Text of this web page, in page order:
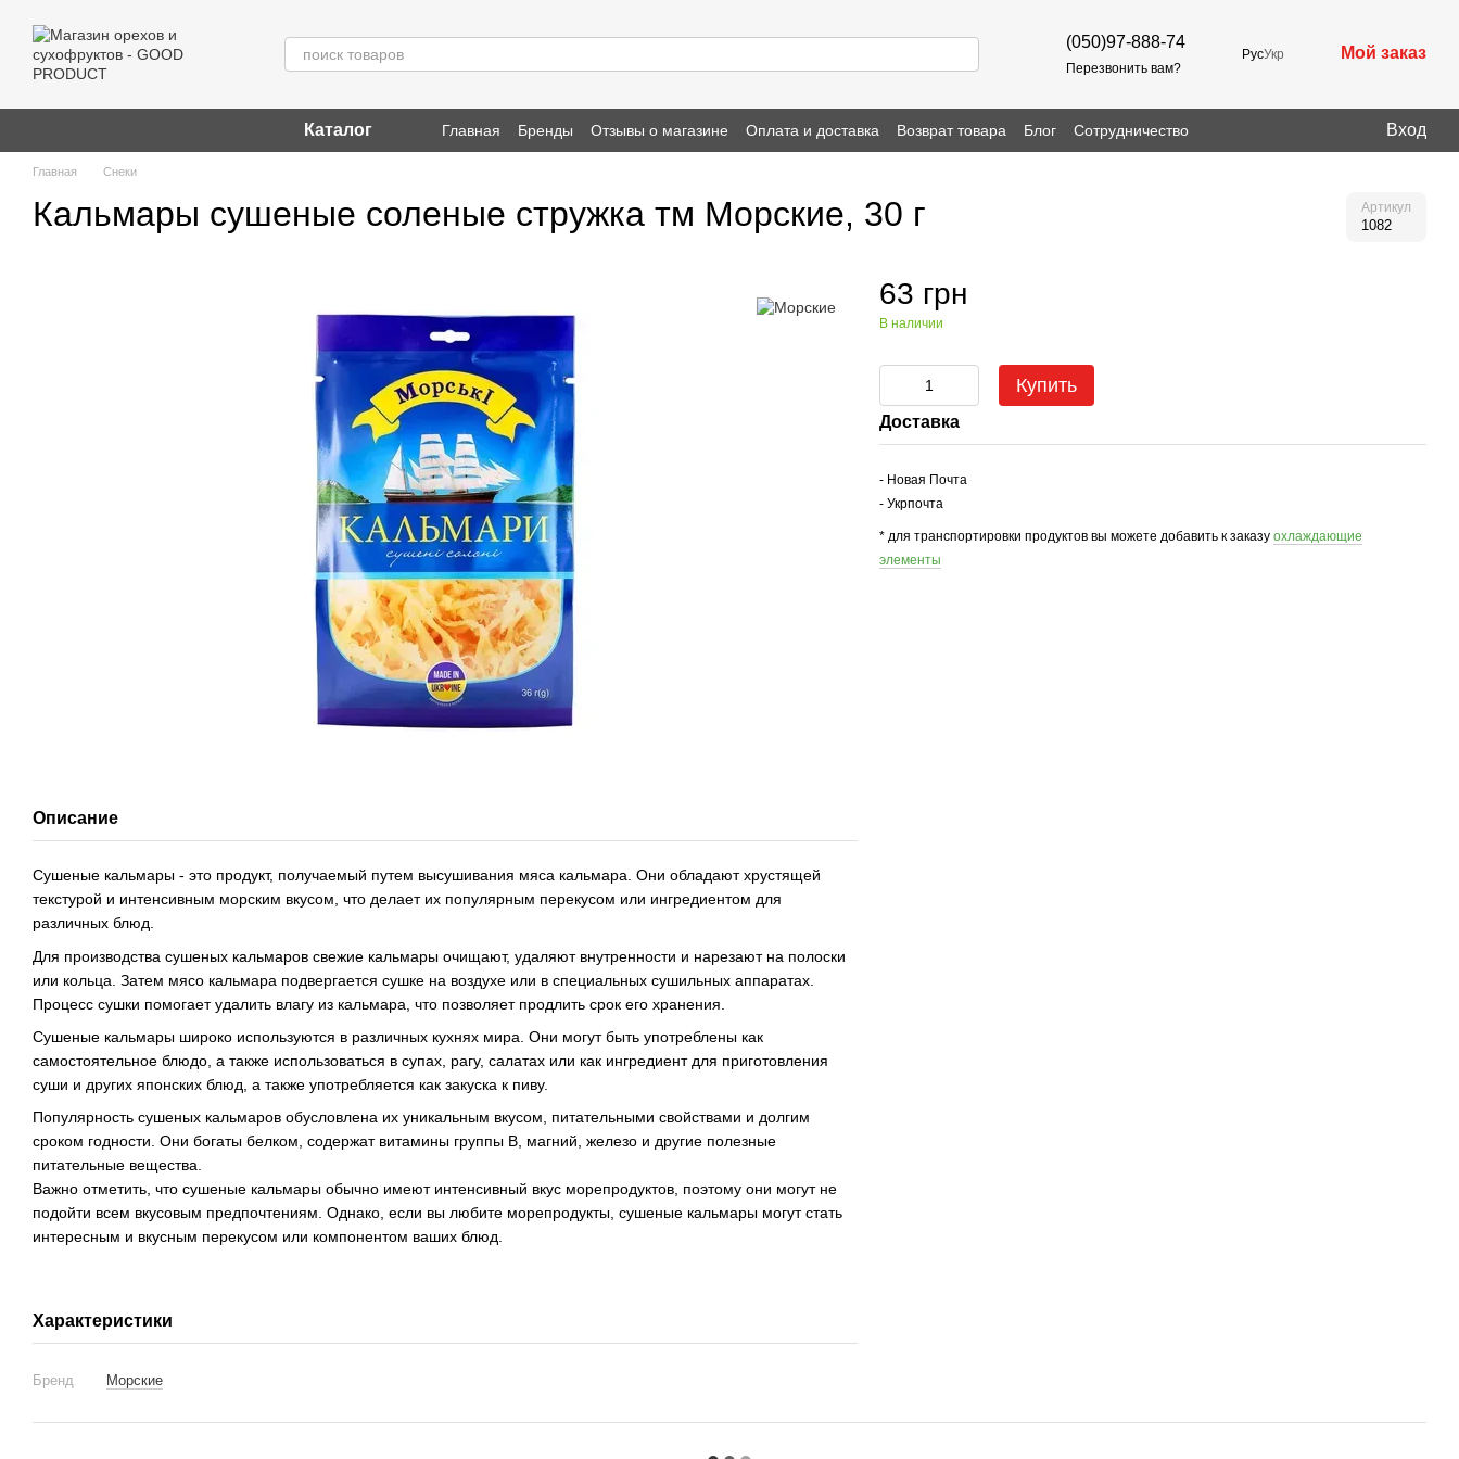
(050)97-888-74
Перезвонить вам?
РусУкр Мой заказ
Каталог Главная Бренды Отзывы о магазине Оплата и доставка Возврат товара Блог Сотрудничество Вход
Главная Снеки
Кальмары сушеные соленые стружка тм Морские, 30 г Артикул
1082
Описание
Сушеные кальмары - это продукт, получаемый путем высушивания мяса кальмара. Они обладают хрустящей
текстурой и интенсивным морским вкусом, что делает их популярным перекусом или ингредиентом для
различных блюд.
Для производства сушеных кальмаров свежие кальмары очищают, удаляют внутренности и нарезают на полоски
или кольца. Затем мясо кальмара подвергается сушке на воздухе или в специальных сушильных аппаратах.
Процесс сушки помогает удалить влагу из кальмара, что позволяет продлить срок его хранения.
Сушеные кальмары широко используются в различных кухнях мира. Они могут быть употреблены как
самостоятельное блюдо, а также использоваться в супах, рагу, салатах или как ингредиент для приготовления
суши и других японских блюд, а также употребляется как закуска к пиву.
Популярность сушеных кальмаров обусловлена их уникальным вкусом, питательными свойствами и долгим
сроком годности. Они богаты белком, содержат витамины группы В, магний, железо и другие полезные
питательные вещества.
Важно отметить, что сушеные кальмары обычно имеют интенсивный вкус морепродуктов, поэтому они могут не
подойти всем вкусовым предпочтениям. Однако, если вы любите морепродукты, сушеные кальмары могут стать
интересным и вкусным перекусом или компонентом ваших блюд.
Характеристики
Бренд Морские
63 грн
В наличии
Купить
Доставка
- Новая Почта
- Укрпочта
* для транспортировки продуктов вы можете добавить к заказуохлаждающие
элементы